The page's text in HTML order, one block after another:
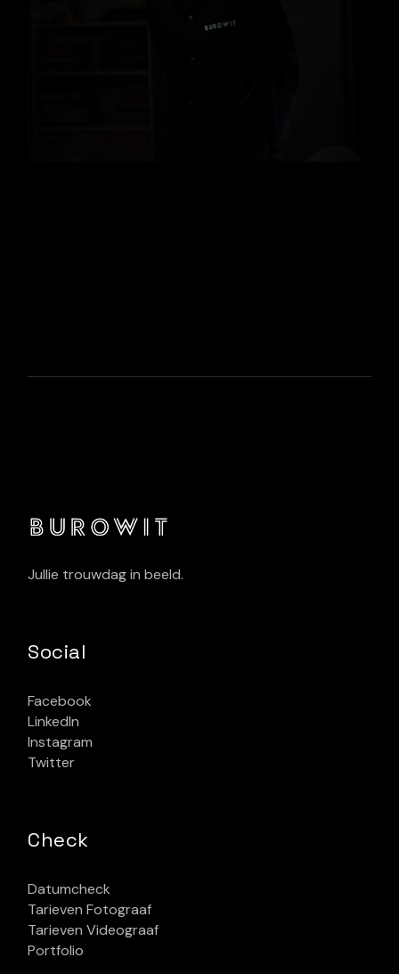
Jullie trouwdag in beeld.
Social
Facebook
LinkedIn
Instagram
Twitter
Check
Datumcheck
Tarieven Fotograaf
Tarieven Videograaf
Portfolio